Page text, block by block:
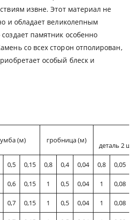
извне. Этот материал не
и обладает великолепным
памятник особенно
со всех сторон отполирован,
особый блеск и
(м) гробница (м)
деталь 2
0,5 0,15 0,8 0,4 0,04 0,8 0,05
0,6 0,15 1 0,5 0,04 1 0,08
0,7 0,15 1 0,5 0,04 1 0,08